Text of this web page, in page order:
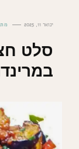
ינואר 11, 2025
סלט